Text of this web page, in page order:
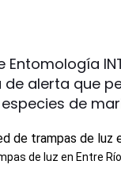
Entomología
de alerta que
de
de luz en Entre